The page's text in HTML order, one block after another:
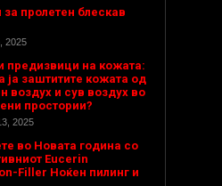
за пролетен блескав
2025
предизвици на кожата:
ја заштитите кожата од
воздух и сув воздух во
простории?
2025
во Новата година со
Eucerin
Filler Ноќен пилинг и